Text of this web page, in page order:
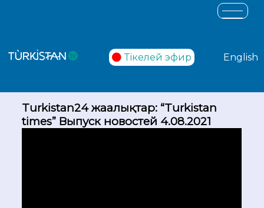
Тікелей эфир English
Turkistan24 жаңалықтар: “Turkistan
times” Выпуск новостей 4.08.2021